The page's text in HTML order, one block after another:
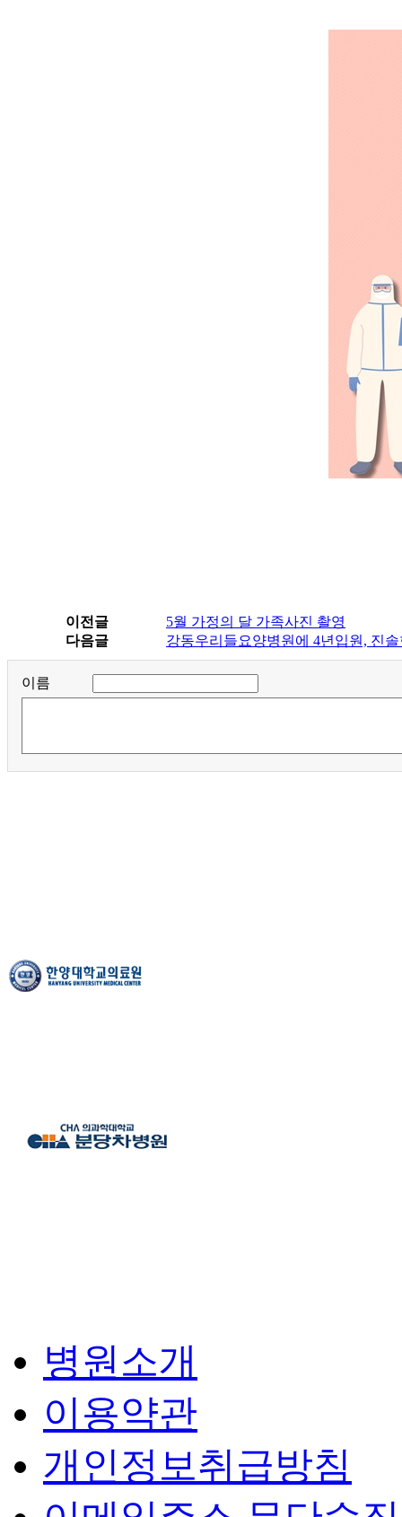
이전글
5월 가정의 달 가족사진 촬영
다음글
강동우리들요양병원에 4년입원, 진
이름
병원소개
이용약관
개인정보취급방침